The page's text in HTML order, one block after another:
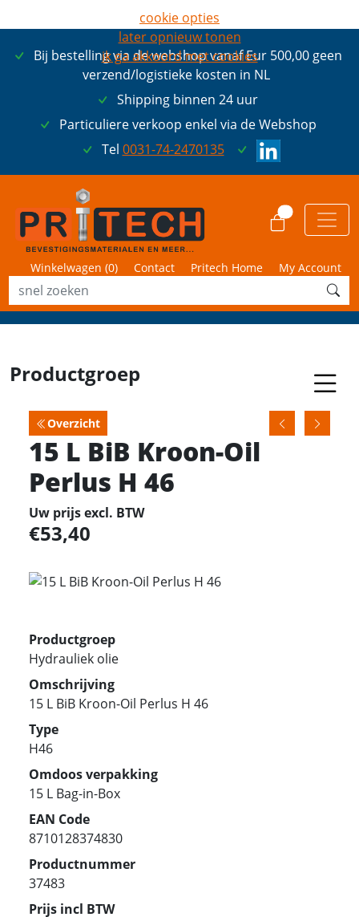
Bij bestelling via de webshop vanaf Eur 500,00 geen
verzend/logistieke kosten in NL
Shipping binnen 24 uur
Particuliere verkoop enkel via de Webshop
Tel 0031-74-2470135
Winkelwagen (0) Contact Pritech Home My Account
Productgroep
Overzicht
15 L BiB Kroon-Oil
Perlus H 46
Uw prijs excl. BTW
53,40
Productgroep
Hydrauliek olie
Omschrijving
15 L BiB Kroon-Oil Perlus H 46
Type
H46
Omdoos verpakking
15 L Bag-in-Box
EAN Code
8710128374830
Productnummer
37483
Prijs incl BTW
cookie opties
later opnieuw tonen
ik ga akkoord met cookies